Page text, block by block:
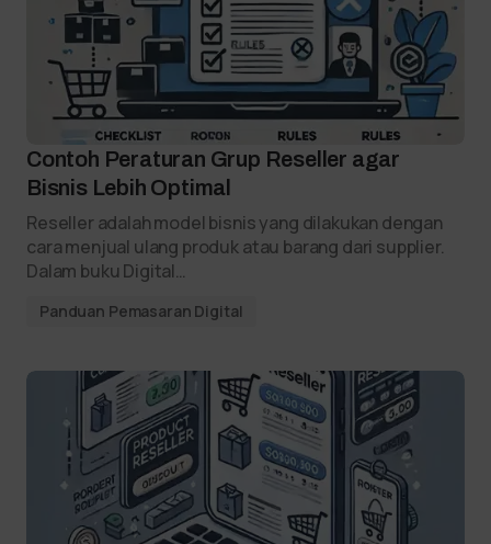
Contoh Peraturan Grup Reseller agar
Bisnis Lebih Optimal
Reseller adalah model bisnis yang dilakukan dengan
cara menjual ulang produk atau barang dari supplier.
Dalam buku Digital…
Panduan Pemasaran Digital